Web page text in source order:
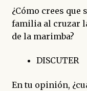
¿Cómo crees que
familia al cruzar
de la marimba?
DISCUTER
En tu opinión,